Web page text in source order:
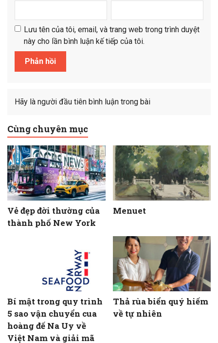
Lưu tên của tôi, email, và trang web trong trình duyệt
này cho lần bình luận kế tiếp của tôi.
Hãy là người đầu tiên bình luận trong bài
Cùng chuyên mục
Vẻ đẹp đời thường của
thành phố New York
Menuet
Bí mật trong quy trình
5 sao vận chuyển cua
hoàng đế Na Uy về
Việt Nam và giải mã
Thả rùa biển quý hiếm
về tự nhiên